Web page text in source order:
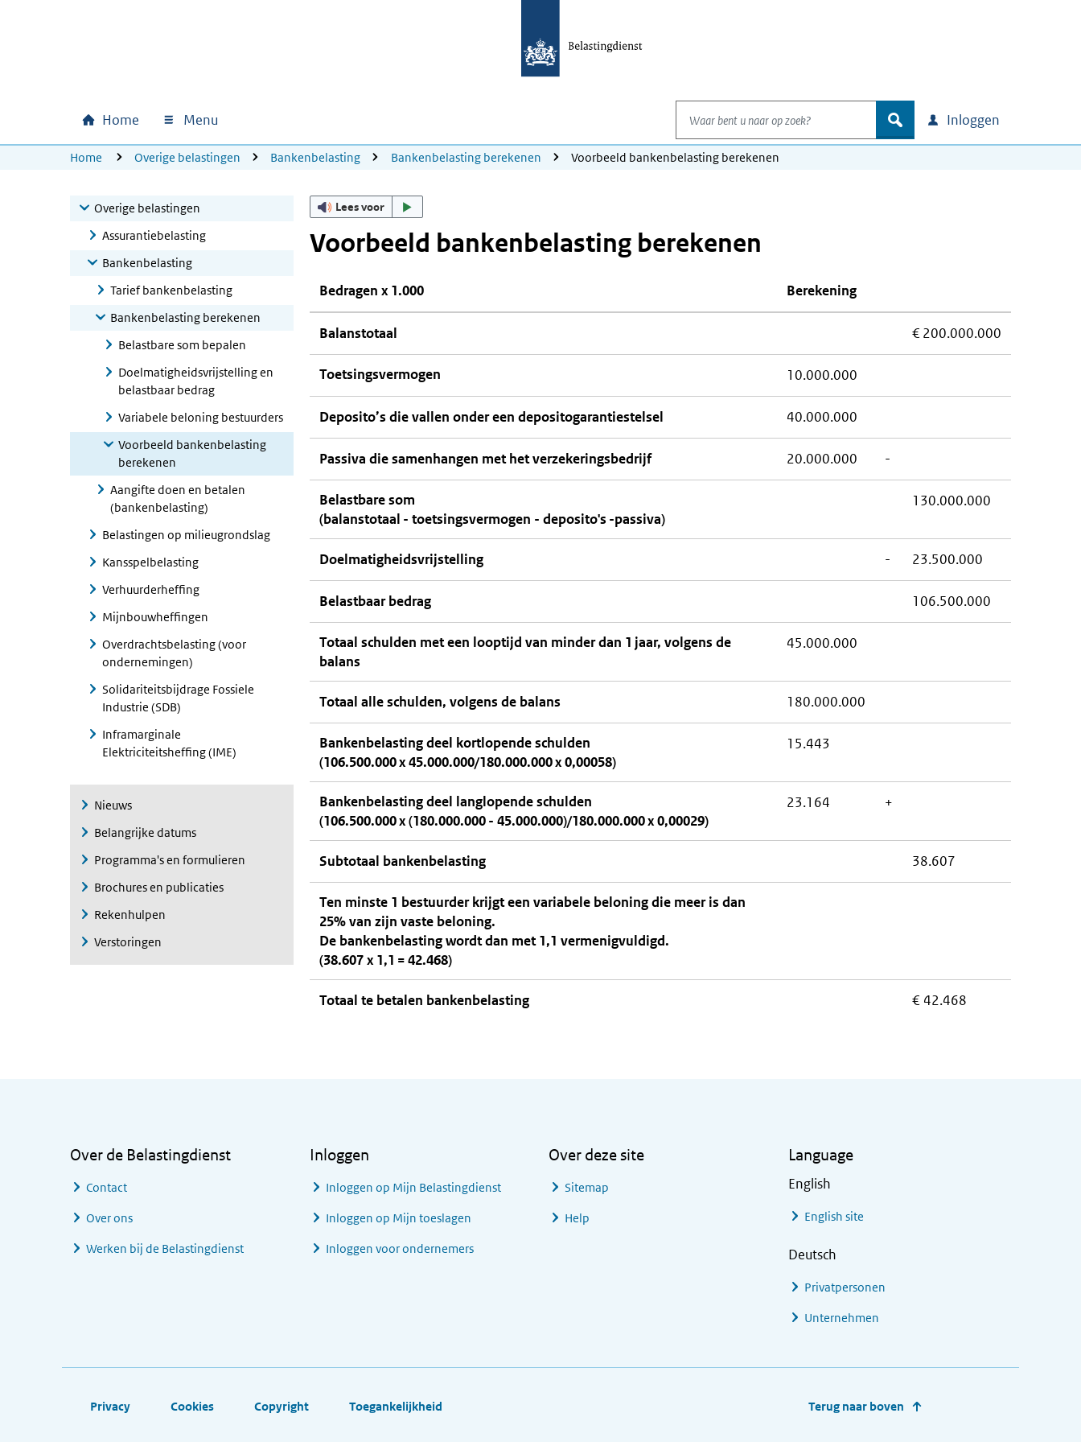
Hoofdnavigatie
Home Menu
Waar bent u naar op zoek?
zoek Inloggen
U bevindt zich hier:
Home Overige belastingen Bankenbelasting Bankenbelasting berekenen Voorbeeld bankenbelasting berekenen
Overige belastingen
Assurantiebelasting
Bankenbelasting
Tarief bankenbelasting
Bankenbelasting berekenen
Belastbare som bepalen
Doelmatigheidsvrijstelling en
belastbaar bedrag
Variabele beloning bestuurders
Voorbeeld bankenbelasting
berekenen
Aangifte doen en betalen
(bankenbelasting)
Belastingen op milieugrondslag
Kansspelbelasting
Verhuurderheffing
Mijnbouwheffingen
Overdrachtsbelasting (voor
ondernemingen)
Solidariteitsbijdrage Fossiele
Industrie (SDB)
Inframarginale
Elektriciteitsheffing (IME)
Nieuws
Belangrijke datums
Programma's en formulieren
Brochures en publicaties
Rekenhulpen
Verstoringen
Lees voor
Voorbeeld bankenbelasting berekenen
Bedragen x 1.000 Berekening
Balanstotaal € 200.000.000
Toetsingsvermogen 10.000.000
Deposito’s die vallen onder een depositogarantiestelsel 40.000.000
Passiva die samenhangen met het verzekeringsbedrijf 20.000.000 -
Belastbare som
(balanstotaal - toetsingsvermogen - deposito's -passiva)
130.000.000
Doelmatigheidsvrijstelling - 23.500.000
Belastbaar bedrag 106.500.000
Totaal schulden met een looptijd van minder dan 1 jaar, volgens de
balans
45.000.000
Totaal alle schulden, volgens de balans 180.000.000
Bankenbelasting deel kortlopende schulden
(106.500.000 x 45.000.000/180.000.000 x 0,00058)
15.443
Bankenbelasting deel langlopende schulden
(106.500.000 x (180.000.000 - 45.000.000)/180.000.000 x 0,00029)
23.164 +
Subtotaal bankenbelasting 38.607
Ten minste 1 bestuurder krijgt een variabele beloning die meer is dan
25% van zijn vaste beloning.
De bankenbelasting wordt dan met 1,1 vermenigvuldigd.
(38.607 x 1,1 = 42.468)
Totaal te betalen bankenbelasting € 42.468
Over de Belastingdienst
Contact
Over ons
Werken bij de Belastingdienst
Inloggen
Inloggen op Mijn Belastingdienst
Inloggen op Mijn toeslagen
Inloggen voor ondernemers
Over deze site
Sitemap
Help
Language
English
English site
Deutsch
Privatpersonen
Unternehmen
Footer links
Privacy Cookies Copyright Toegankelijkheid Terug naar boven